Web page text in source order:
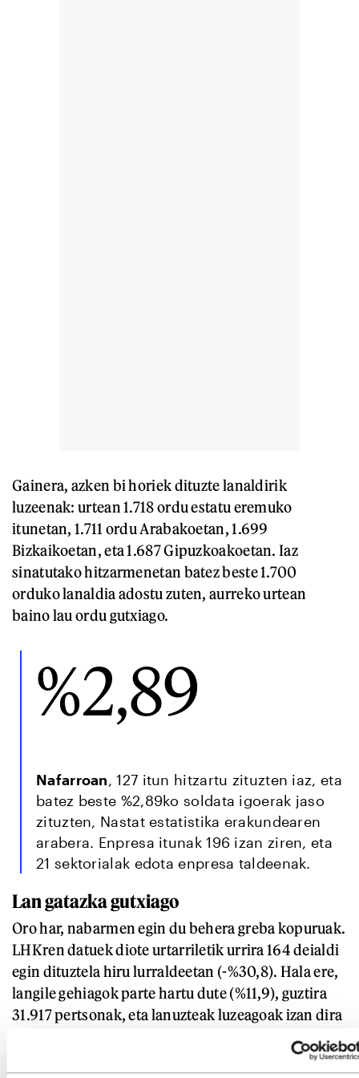
Gainera, azken bi horiek dituzte lanaldirik
luzeenak: urtean 1.718 ordu estatu eremuko
itunetan, 1.711 ordu Arabakoetan, 1.699
Bizkaikoetan, eta 1.687 Gipuzkoakoetan. Iaz
sinatutako hitzarmenetan batez beste 1.700
orduko lanaldia adostu zuten, aurreko urtean
baino lau ordu gutxiago.
%2,89
Nafarroan, 127 itun hitzartu zituzten iaz, eta
batez beste %2,89ko soldata igoerak jaso
zituzten, Nastat estatistika erakundearen
arabera. Enpresa itunak 196 izan ziren, eta
21 sektorialak edota enpresa taldeenak.
Lan gatazka gutxiago
Oro har, nabarmen egin du behera greba kopuruak.
LHKren datuek diote urtarriletik urrira 164 deialdi
egin dituztela hiru lurraldeetan (-%30,8). Hala ere,
langile gehiagok parte hartu dute (%11,9), guztira
31.917 pertsonak, eta lanuzteak luzeagoak izan dira
—lan egin gabeko orduak %48 gehitu dira—.